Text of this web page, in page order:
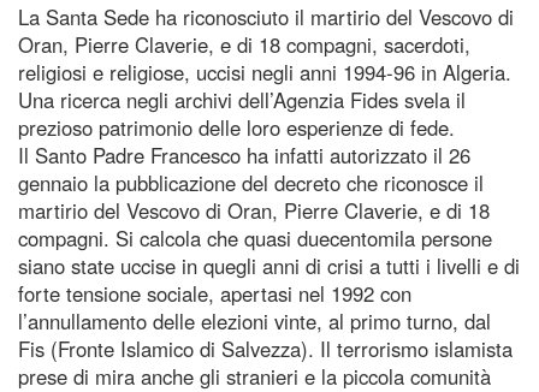
La Santa Sede ha riconosciuto il martirio del Vescovo di
Oran, Pierre Claverie, e di 18 compagni, sacerdoti,
religiosi e religiose, uccisi negli anni 1994-96 in Algeria.
Una ricerca negli archivi dell’Agenzia Fides svela il
prezioso patrimonio delle loro esperienze di fede.
Il Santo Padre Francesco ha infatti autorizzato il 26
gennaio la pubblicazione del decreto che riconosce il
martirio del Vescovo di Oran, Pierre Claverie, e di 18
compagni. Si calcola che quasi duecentomila persone
siano state uccise in quegli anni di crisi a tutti i livelli e di
forte tensione sociale, apertasi nel 1992 con
l’annullamento delle elezioni vinte, al primo turno, dal
Fis (Fronte Islamico di Salvezza). Il terrorismo islamista
prese di mira anche gli stranieri e la piccola comunità